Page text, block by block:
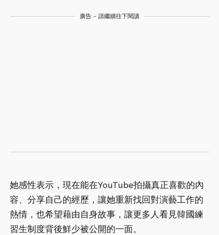
廣告 - 請繼續往下閱讀
她感性表示，現在能在YouTube拍攝真正喜歡的內
容、分享自己的經歷，讓她重新找回對演藝工作的
熱情，也希望藉由自身故事，讓更多人看見韓國練
習生制度背後鮮少被公開的一面。